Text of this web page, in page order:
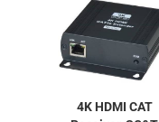
4K HDMI CAT